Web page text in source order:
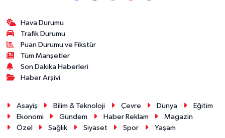
Hava Durumu
Trafik Durumu
Puan Durumu ve Fikstür
Tüm Manşetler
Son Dakika Haberleri
Haber Arşivi
Asayiş Bilim & Teknoloji Çevre Dünya
Eğitim
Ekonomi
Gündem Haber Reklam
Magazin
Özel
Sağlık Siyaset Spor Yaşam